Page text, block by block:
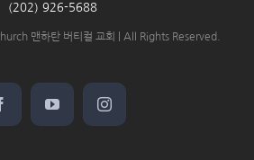
(202) 926-5688
맨하탄 버티컬 교회 | All Rights Reserved.
FacebookYouTubeInstagram